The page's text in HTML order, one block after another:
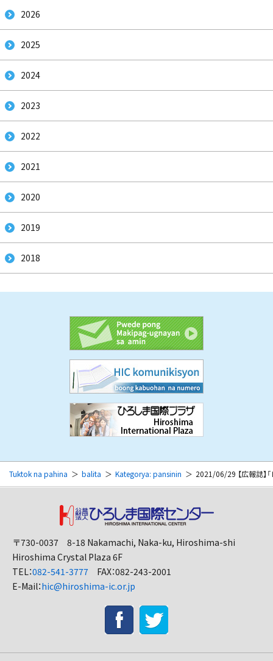
2026
2025
2024
2023
2022
2021
2020
2019
2018
Tuktok na pahina balita Kategorya: pansinin 2021/06/29 【広報誌】
〒730-0037 8-18 Nakamachi, Naka-ku, Hiroshima-shi
Hiroshima Crystal Plaza 6F
TEL：082-541-3777 FAX：082-243-2001
E-Mail：hic@hiroshima-ic.or.jp